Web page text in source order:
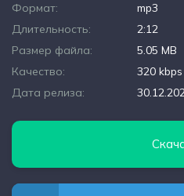
Формат:
mp3
Длительность:
2:12
Размер файла:
5.05 MB
Качество:
320 kbps
Дата релиза: